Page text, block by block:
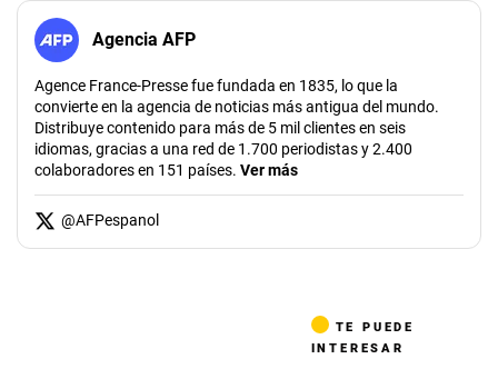
Agencia AFP
Agence France-Presse fue fundada en 1835, lo que la
convierte en la agencia de noticias más antigua del mundo.
Distribuye contenido para más de 5 mil clientes en seis
idiomas, gracias a una red de 1.700 periodistas y 2.400
colaboradores en 151 países. Ver más
@AFPespanol
TE PUEDE
INTERESAR